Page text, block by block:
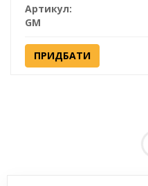
Артикул:
GM
ПРИДБАТИ